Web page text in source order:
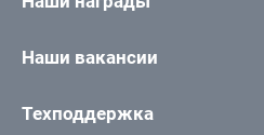
Наши вакансии
Техподдержка